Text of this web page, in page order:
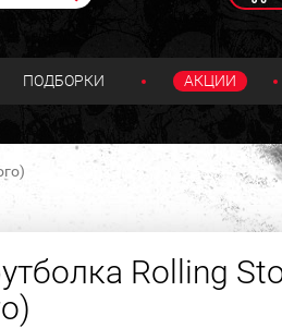
ПОДБОРКИ АКЦИИ
Rolling